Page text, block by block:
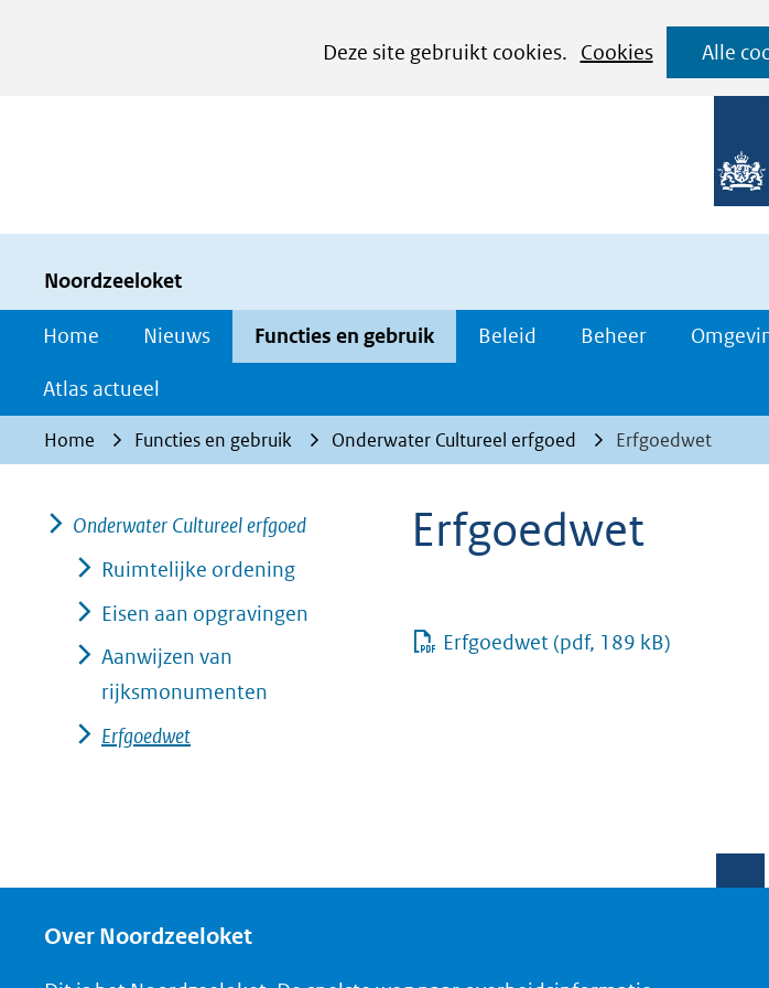
Deze site gebruikt cookies.
Cookies
van
cookies
op
deze
website
worden
toegestaan
geweigerd.
Alle
Noordzeeloket
Home Nieuws Functies en gebruik Beleid Beheer
Atlas actueel
Home Functies en gebruik Onderwater Cultureel erfgoed Erfgoedwet
Erfgoedwet
Erfgoedwet (pdf, 189 kB)
Onderwater Cultureel erfgoed
Ruimtelijke ordening
Eisen aan opgravingen
Aanwijzen van
rijksmonumenten
Erfgoedwet
Over Noordzeeloket